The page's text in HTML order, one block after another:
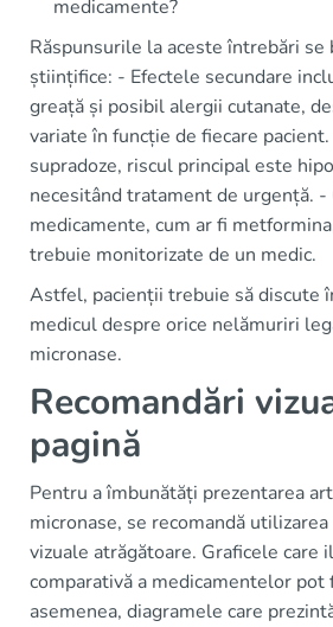
medicamente?
Răspunsurile la aceste întrebări se
științifice: - Efectele secundare
greață și posibil alergii cutanate,
variate în funcție de fiecare
supradoze, riscul principal este
necesitând tratament de urgență.
medicamente, cum ar fi
trebuie monitorizate de un medic.
Astfel, pacienții trebuie să discute
medicul despre orice nelămuriri
micronase.
Recomandări
pagină
Pentru a îmbunătăți prezentarea
micronase, se recomandă
vizuale atrăgătoare. Graficele care
comparativă a medicamentelor pot
asemenea, diagramele care